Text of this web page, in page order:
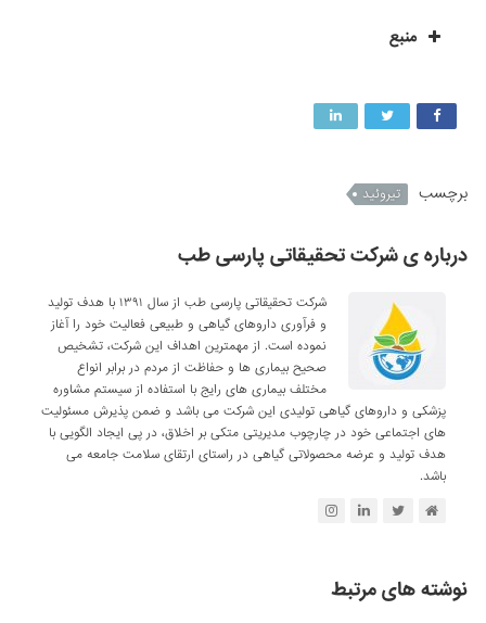
منبع
برچسب تیروئید
درباره ی شرکت تحقیقاتی پارسی طب
شرکت تحقیقاتی پارسی طب از سال ۱۳۹۱ با هدف تولید
و فرآوری داروهای گیاهی و طبیعی فعالیت خود را آغاز
نموده است. از مهمترین اهداف این شرکت، تشخیص
صحیح بیماری ها و حفاظت از مردم در برابر انواع
مختلف بیماری های رایج با استفاده از سیستم مشاوره
پزشکی و داروهای گیاهی تولیدی این شرکت می باشد و ضمن پذیرش مسئولیت
های اجتماعی خود در چارچوب مدیریتی متکی بر اخلاق، در پی ایجاد الگویی با
هدف تولید و عرضه محصولاتی گیاهی در راستای ارتقای سلامت جامعه می
باشد.
نوشته های مرتبط